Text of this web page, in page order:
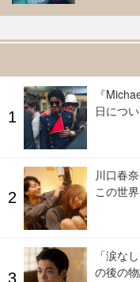
『
日につ
川口春
この世
「涙な
の後の